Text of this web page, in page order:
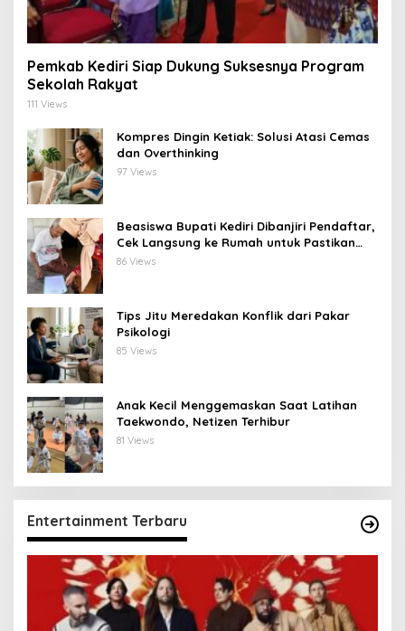
Pemkab Kediri Siap Dukung Suksesnya Program
Sekolah Rakyat
111 Views
Kompres Dingin Ketiak: Solusi Atasi Cemas
dan Overthinking
97 Views
Beasiswa Bupati Kediri Dibanjiri Pendaftar,
Cek Langsung ke Rumah untuk Pastikan
Tepat Sasaran
86 Views
Tips Jitu Meredakan Konflik dari Pakar
Psikologi
85 Views
Anak Kecil Menggemaskan Saat Latihan
Taekwondo, Netizen Terhibur
81 Views
Entertainment Terbaru